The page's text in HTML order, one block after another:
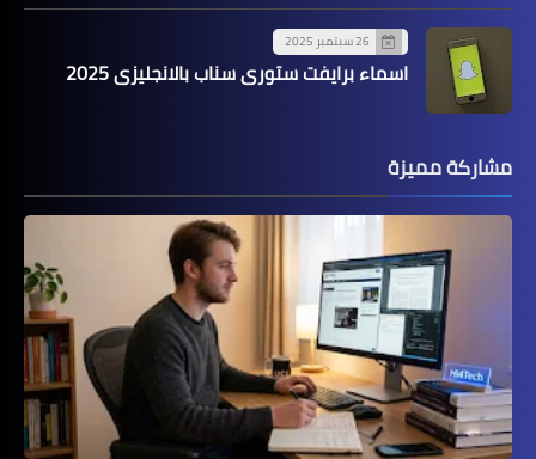
26 سبتمبر 2025
اسماء برايفت ستوري سناب بالانجليزي 2025
مشاركة مميزة